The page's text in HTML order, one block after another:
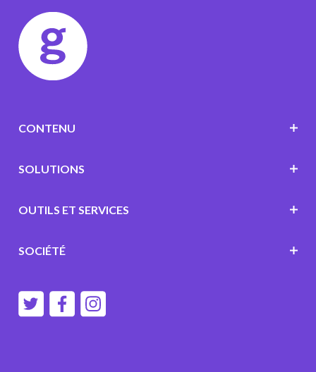
CONTENU
SOLUTIONS
OUTILS ET SERVICES
SOCIÉTÉ